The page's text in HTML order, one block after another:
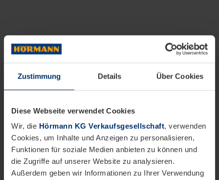
Zustimmung Details Über Cookies
Diese Webseite verwendet Cookies
Wir, die Hörmann KG Verkaufsgesellschaft, verwenden
Cookies, um Inhalte und Anzeigen zu personalisieren,
Funktionen für soziale Medien anbieten zu können und
die Zugriffe auf unserer Website zu analysieren.
Außerdem geben wir Informationen zu Ihrer Verwendung